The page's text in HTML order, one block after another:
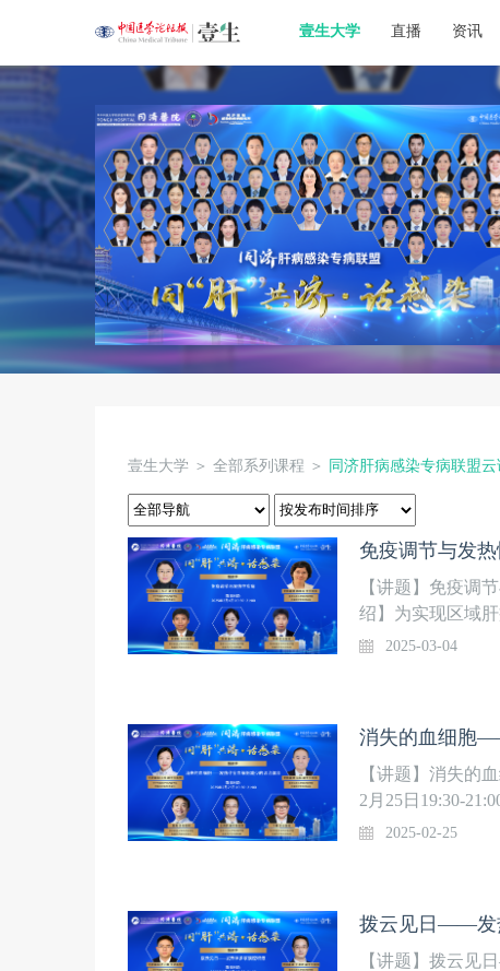
壹生大学 直播 资讯
壹生大学 ＞ 全部系列课程 ＞ 同济肝病感染专病联盟
免疫调节与发
【讲题】免疫调
绍】为实现区域
同济医学院附属
2025-03-04
【讲题】消失的
2月25日19:30-
染科人才梯队，
2025-02-25
【讲题】拨云见